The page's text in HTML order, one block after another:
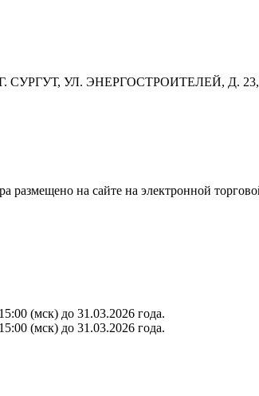
Г. СУРГУТ, УЛ. ЭНЕРГОСТРОИТЕЛЕЙ, Д.
на сайте на электронной
(мск) до 31.03.2026 года.
(мск) до 31.03.2026 года.